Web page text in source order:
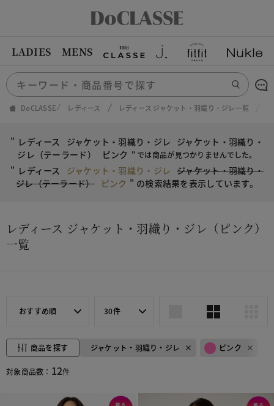
LADIES MENS
DoCLASSE レディース レディース ジャケット・羽織り・ジレ一覧
" レディース ジャケット・羽織り・ジレ ジャケット・羽織り・
ジレ（テーラード）
ピンク " では商品が見つかりませんでした。
" レディース ジャケット・羽織り・ジレ ジャケット・羽織り・
ジレ（テーラード）
ピンク " の検索結果を表示しています。
レディース ジャケット・羽織り・ジレ（ピンク）
一覧
おすすめ順 30件
商品を探す ジャケット・羽織り・ジレ ピンク
対象商品数： 12件